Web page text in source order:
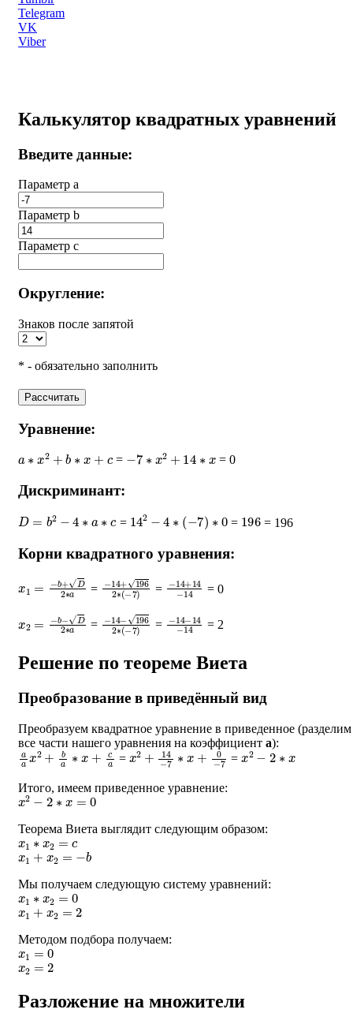
Telegram
VK
Viber
Калькулятор квадратных уравнений
Введите данные:
Параметр a
Параметр b
Параметр с
Округление:
Знаков после запятой
* - обязательно заполнить
Рассчитать
Уравнение:
2 b ∗ = 7∗ 2+ 14 ∗ = 0
Дискриминант:
D= 2− a = 142 ∗ − )∗ = 196= 196
Корни квадратного уравнения:
b+D2∗ = −14+196 ∗(−7)
= −14+14 14
= 0
b−D2∗ = −14−196 ∗(−7)
= −14−14 14
= 2
Решение по теореме Виета
Преобразование в приведённый вид
Преобразуем квадратное уравнение в приведенное (разделим
все части нашего уравнения на коэффициент a):
aax2+ba∗x+ca = x2+14− 7∗x+0−7=x2− 2∗
Итого, имеем приведенное уравнение:
x2−2∗x=0
Теорема Виета выглядит следующим образом:
x1∗x2= c
x1 + x2 =− b
Мы получаем следующую систему уравнений:
x1∗x2= 0
x1 + x2 =2
Методом подбора получаем:
x1=0
x2 =2
Разложение на множители